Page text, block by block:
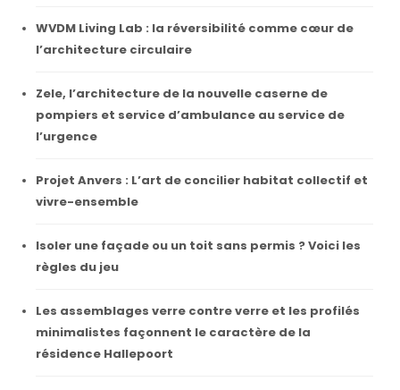
WVDM Living Lab : la réversibilité comme cœur de
l’architecture circulaire
Zele, l’architecture de la nouvelle caserne de
pompiers et service d’ambulance au service de
l’urgence
Projet Anvers : L’art de concilier habitat collectif et
vivre-ensemble
Isoler une façade ou un toit sans permis ? Voici les
règles du jeu
Les assemblages verre contre verre et les profilés
minimalistes façonnent le caractère de la
résidence Hallepoort